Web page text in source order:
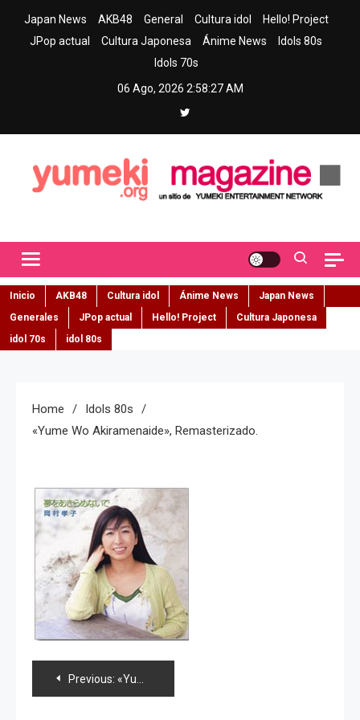
Japan News AKB48 General Cultura idol
Hello! Project
JPop actual
Cultura Japonesa Ánime News
Idols 80s
Idols 70s
06 Ago, 2026 2:58:28 AM
Inicio AKB48 Cultura idol Ánime News
Japan News
Generales
JPop actual Hello! Project
Cultura Japonesa
idol 70s
idol 80s
Home
Idols 80s
«Yume Wo Akiramenaide», Remasterizado.
Navegación
Previous: «Yume wo Akiramenaide», remasterizado.